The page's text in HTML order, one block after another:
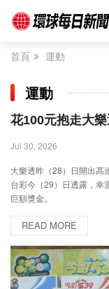
首頁 運動
運動
花100元抱走大
Jul 30, 2026
大樂透昨（28）日開出高
台彩今（29）日透露，幸
巨額獎金。
READ MORE